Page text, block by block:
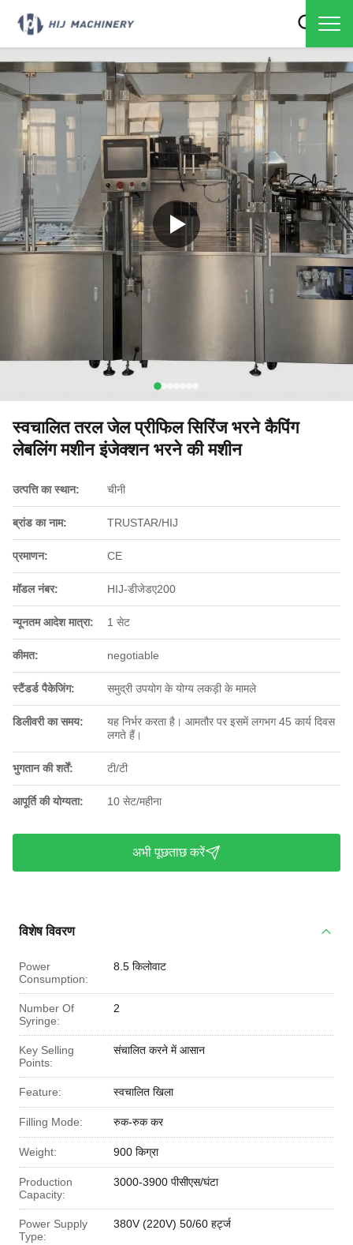
स्वचालित तरल जेल प्रीफिल सिरिंज भरने कैपिंग
लेबलिंग मशीन इंजेक्शन भरने की मशीन
उत्पत्ति का स्थान: चीनी
ब्रांड का नाम: TRUSTAR/HIJ
प्रमाणन: CE
मॉडल नंबर: HIJ-डीजेडए200
न्यूनतम आदेश मात्रा: 1 सेट
कीमत: negotiable
स्टैंडर्ड पैकेजिंग: समुद्री उपयोग के योग्य लकड़ी के मामले
डिलीवरी का समय:
यह निर्भर करता है। आमतौर पर इसमें लगभग 45 कार्य दिवस
लगते हैं।
भुगतान की शर्तें: टी/टी
आपूर्ति की योग्यता: 10 सेट/महीना
अभी पूछताछ करें
विशेष विवरण
Power
Consumption:
8.5 किलोवाट
Number Of
Syringe:
2
Key Selling
Points:
संचालित करने में आसान
Feature: स्वचालित खिला
Filling Mode: रुक-रुक कर
Weight: 900 किग्रा
Production
Capacity:
3000-3900 पीसीएस/घंटा
Power Supply
Type:
380V (220V) 50/60 हर्ट्ज